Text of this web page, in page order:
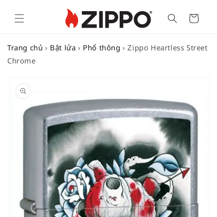
Cart
Trang chủ › Bật lửa › Phổ thông ›Zippo Heartless Street
Chrome
PRODUCT
INFORMATION